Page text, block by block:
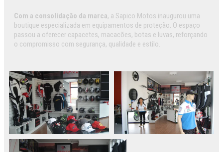
Com a consolidação da marca, a Sapico Motos inaugurou uma
boutique especializada em equipamentos de proteção. O espaço
passou a oferecer capacetes, macacões, botas e luvas, reforçando
o compromisso com segurança, qualidade e estilo.